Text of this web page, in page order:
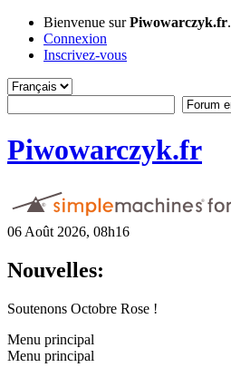
Bienvenue surPiwowarczyk.fr.
Connexion
Inscrivez-vous
Piwowarczyk.fr
06 Août 2026, 08h16
Nouvelles:
Soutenons Octobre Rose !
Menu principal
Menu principal